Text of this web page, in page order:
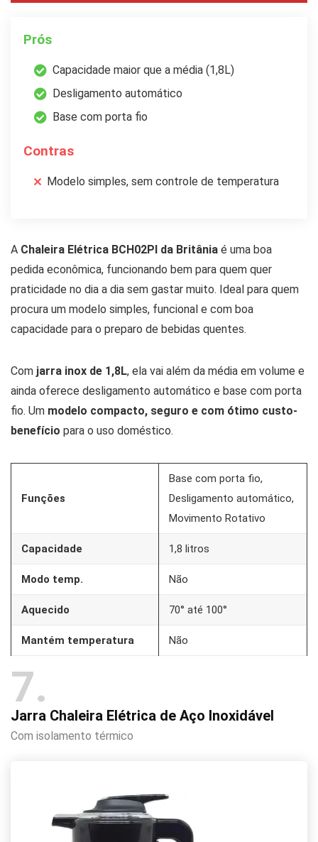
Prós
Capacidade maior que a média (1,8L)
Desligamento automático
Base com porta fio
Contras
Modelo simples, sem controle de temperatura
A Chaleira Elétrica BCH02PI da Britânia é uma boa
pedida econômica, funcionando bem para quem quer
praticidade no dia a dia sem gastar muito. Ideal para quem
procura um modelo simples, funcional e com boa
capacidade para o preparo de bebidas quentes.
Com jarra inox de 1,8L, ela vai além da média em volume e
ainda oferece desligamento automático e base com porta
fio. Um modelo compacto, seguro e com ótimo custo-
benefício para o uso doméstico.
Funções
Base com porta fio,
Desligamento automático,
Movimento Rotativo
Capacidade 1,8 litros
Modo temp. Não
Aquecido 70° até 100°
Mantém temperatura Não
7
Jarra Chaleira Elétrica de Aço Inoxidável
Com isolamento térmico